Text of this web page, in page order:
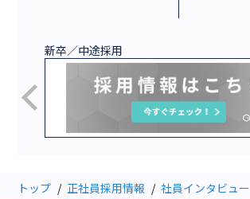
新卒／中途採用
トップ 正社員採用情報 社員インタビュー